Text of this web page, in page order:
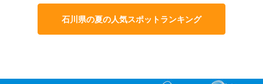
石川県の夏の人気スポットランキング